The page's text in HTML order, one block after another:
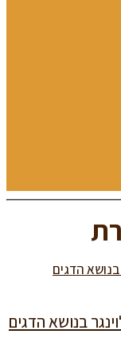
בנושא הדגים